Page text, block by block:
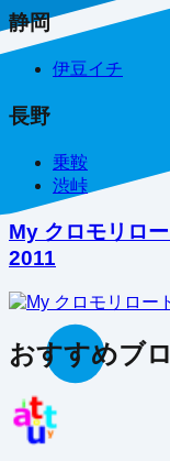
静岡
伊豆イチ
長野
乗鞍
渋峠
My クロモリロ
2011
おすすめブ